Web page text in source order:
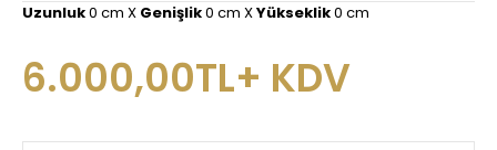
Uzunluk0 cm X Genişlik0 cm XYükseklik0 cm
6.000,00TL+ KDV